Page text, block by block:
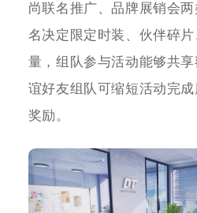
尚联名推广、品牌展销会
名决定限定时装、伙伴碎
量，组队参与活动能够共
谊好友组队可缩短活动完
奖励。